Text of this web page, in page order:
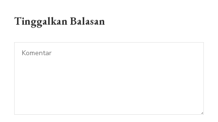
Tinggalkan Balasan